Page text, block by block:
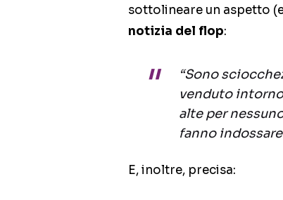
sottolineare un aspetto
notizia del flop:
“Sono
venduto
alte per
fanno
E, inoltre, precisa: